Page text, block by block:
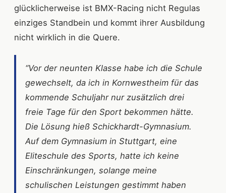
glücklicherweise ist BMX-Racing nicht Regulas
einziges Standbein und kommt ihrer Ausbildung
nicht wirklich in die Quere.
“Vor der neunten Klasse habe ich die Schule
gewechselt, da ich in Kornwestheim für das
kommende Schuljahr nur zusätzlich drei
freie Tage für den Sport bekommen hätte.
Die Lösung hieß Schickhardt-Gymnasium.
Auf dem Gymnasium in Stuttgart, eine
Eliteschule des Sports, hatte ich keine
Einschränkungen, solange meine
schulischen Leistungen gestimmt haben